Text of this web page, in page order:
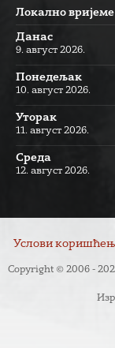
Локално вријеме
Данас
9. август 2026.
Понедељак
10. август 2026.
Уторак
11. август 2026.
Cреда
12. август 2026.
Услови
Copyright © 2006 -